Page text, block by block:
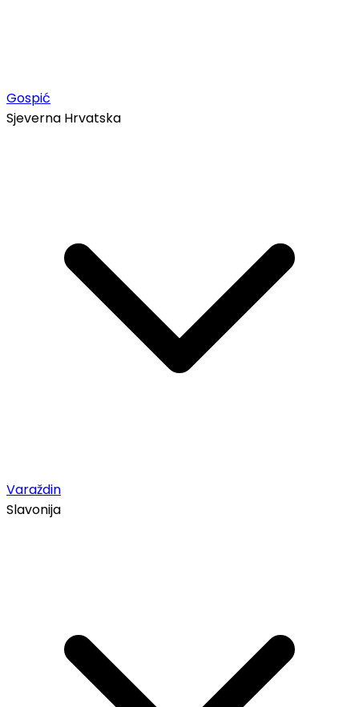
Gospić
Sjeverna Hrvatska
Varaždin
Slavonija